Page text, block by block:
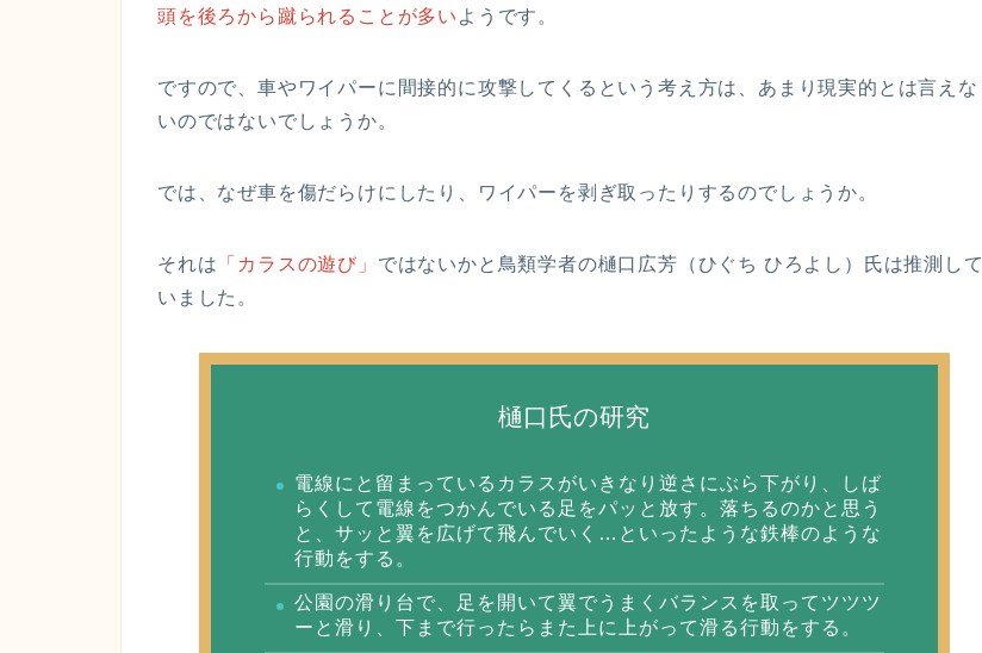
頭を後ろから蹴られることが多い ようです。
ですので、車やワイパーに間接的に攻撃してくるという考え方は、あまり現実的とは言えな
いのではないでしょうか。
では、なぜ車を傷だらけにしたり、ワイパーを剥ぎ取ったりするのでしょうか。
それは 「 カラスの遊び」 ではないかと鳥類学者の樋口広芳（ひぐち ひろよし）氏は推測して
いました。
樋口氏の研究
電線にと留まっているカラスがいきなり逆さにぶら下がり、しば
らくして電線をつかんでいる足をパッと放す。落ちるのかと思う
と、サッと翼を広げて飛んでいく…といったような鉄棒のような
行動をする。
公園の滑り台で、足を開いて翼でうまくバランスを取ってツツツ
ーと滑り、下まで行ったらまた上に上がって滑る行動をする。